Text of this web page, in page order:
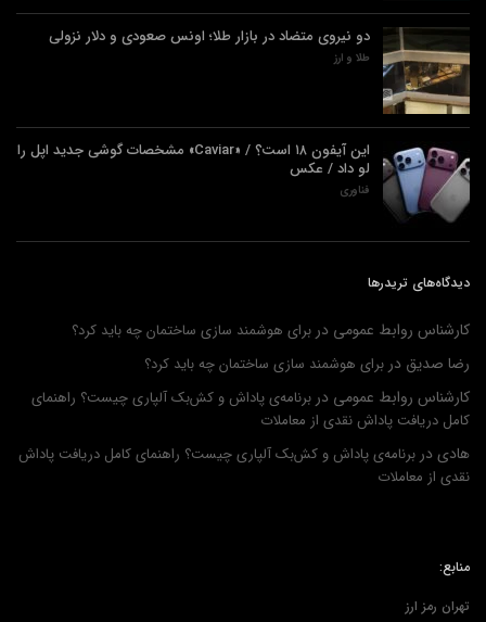
دو نیروی متضاد در بازار طلا؛ اونس صعودی و دلار نزولی
طلا و ارز
این آیفون ۱۸ است؟ / «Caviar» مشخصات گوشی جدید اپل را
لو داد / عکس
فناوری
دیدگاه‌های تریدرها
کارشناس روابط عمومی در برای هوشمند سازی ساختمان چه باید کرد؟
رضا صدیق در برای هوشمند سازی ساختمان چه باید کرد؟
کارشناس روابط عمومی در برنامه‌ی پاداش و کش‌بک آلپاری چیست؟ راهنمای
کامل دریافت پاداش نقدی از معاملات
هادی در برنامه‌ی پاداش و کش‌بک آلپاری چیست؟ راهنمای کامل دریافت پاداش
نقدی از معاملات
منابع:
تهران رمز ارز